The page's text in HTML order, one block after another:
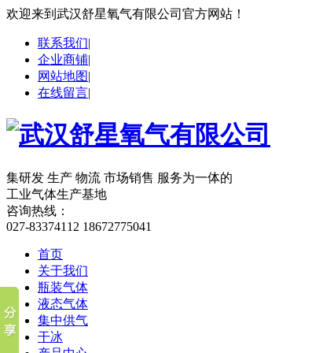
欢迎来到武汉舒星氧气有限公司官方网站！
联系我们|
企业商铺|
网站地图|
在线留言|
集研发 生产 物流 市场销售 服务为一体的
工业气体生产基地
咨询热线：
027-83374112 18672775041
首页
关于我们
瓶装气体
液态气体
集中供气
干冰